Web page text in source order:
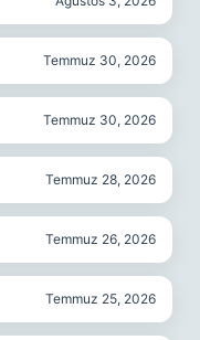
Temmuz 30, 2026
Temmuz 30, 2026
Temmuz 28, 2026
Temmuz 26, 2026
Temmuz 25, 2026